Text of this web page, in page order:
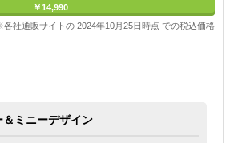
￥14,990
社通販サイトの 2024年10月25日時点 での税込価格
ミニーデザイン